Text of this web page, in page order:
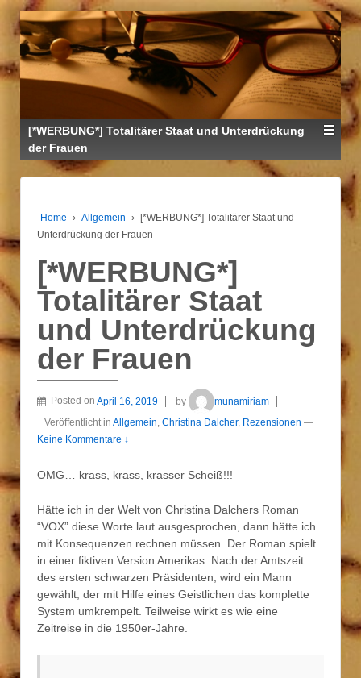
↓
ZUM
ZENTRALEN
INHALT
[*WERBUNG*] Totalitärer Staat und Unterdrückung
der Frauen
Home › Allgemein › [*WERBUNG*] Totalitärer Staat und
Unterdrückung der Frauen
[*WERBUNG*]
Totalitärer Staat
und Unterdrückung
der Frauen
Posted on April 16, 2019 by
munamiriam
Veröffentlicht in Allgemein, Christina Dalcher, Rezensionen —
Keine Kommentare ↓
OMG… krass, krass, krasser Scheiß!!!
Hätte ich in der Welt von Christina Dalchers Roman
“VOX” diese Worte laut ausgesprochen, dann hätte ich
mit Konsequenzen rechnen müssen. Der Roman spielt
in einer fiktiven Version Amerikas. Nach der Amtszeit
des ersten schwarzen Präsidenten, wird ein Mann
gewählt, der mit Hilfe eines Geistlichen das komplette
System umkrempelt. Teilweise wirkt es wie eine
Zeitreise in die 1950er-Jahre.